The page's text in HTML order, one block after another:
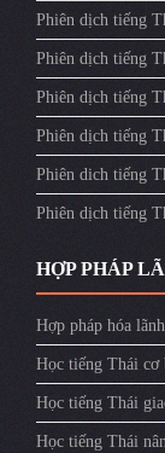
Phiên dịch tiếng
Phiên dịch tiếng
Phiên dịch tiếng
Phiên dịch tiếng
Phiên dich tiếng
Phiên dịch tiếng
HỢP PHÁP
Hợp pháp hóa
Học tiếng Thái cơ
Học tiếng Thái
Học tiếng Thái